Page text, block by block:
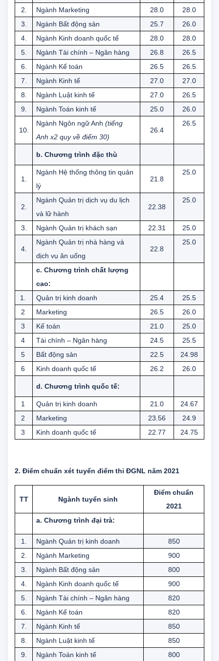
1. Ngành Quản trị kinh doanh 27.3
27.0
2.
Ngành Marketing 28.0
28.0
3.
Ngành Bất động sản 25.7
26.0
4.
Ngành Kinh doanh quốc tế 28.0
28.0
5.
Ngành Tài chính – Ngân hàng 26.8
26.5
6.
Ngành Kế toán 26.5
26.5
7.
Ngành Kinh tế 27.0
27.0
8.
Ngành Luật kinh tế 27.0
26.5
Ngành Toán kinh tế 26.0
10.
Ngành Ngôn ngữ Anh(tiếng
Anh x2 quy về điểm 30)
26.4
b. Chương trình đặc thù
1.
Ngành Hệ thống thông tin quản
lý
21.8
2.
Ngành Quản trị dịch vụ du lịch
và lữ hành
22.38
Ngành Quản trị khách sạn 25.0
4.
Ngành Quản trị nhà hàng và
dịch vụ ăn uống
22.8
c. Chương trình chất lượng
cao:
1.
Quản trị kinh doanh 25.4
25.5
2
Marketing 26.5
26.0
3
Kế toán 21.0
25.0
4
Tài chính – Ngân hàng 24.5
25.5
5
Bất động sản 22.5
24.98
Kinh doanh quốc tế
d. Chương trình quốc tế:
1 Quản trị kinh doanh 21.0
24.67
2
Marketing 23.56
24.9
2. Điểm chuẩn xét tuyển điểm thi ĐGNL năm 2021
TT Ngành tuyển sinh
Điểm chuẩn
a. Chương trình đại trà:
1. Ngành Quản trị kinh doanh
850
2.
Ngành Marketing
900
3.
Ngành Bất động sản
800
4.
Ngành Kinh doanh quốc tế
900
5.
Ngành Tài chính – Ngân hàng
820
6.
Ngành Kế toán
820
7.
Ngành Kinh tế
850
8.
Ngành Luật kinh tế 850